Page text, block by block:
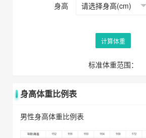
身高
计算体重
标准体重范围：
身高体重比例表
男性身高体重比例表